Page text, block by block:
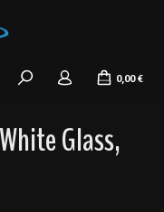
0,00 €
Glass,